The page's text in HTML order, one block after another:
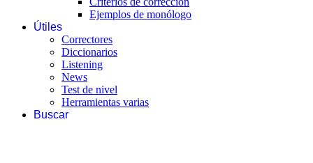
Ejemplos de monólogo
Útiles
Correctores
Diccionarios
Listening
News
Test de nivel
Herramientas varias
Buscar